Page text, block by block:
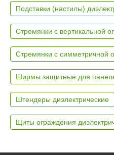
Подставки (настилы)
Стремянки с вертикальной
Стремянки с симметричной
Ширмы защитные для
Штендеры диэлектрические
Щиты ограждения